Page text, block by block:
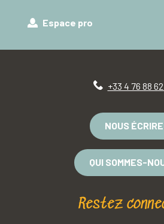
Espace pro
+33 4 76 88
NOUS ÉCRIRE
QUI SOMMES-
Restez